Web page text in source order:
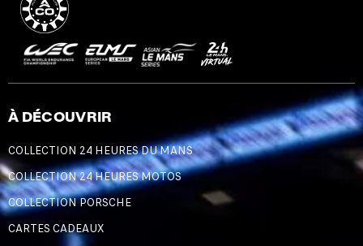
À DÉCOUVRIR
COLLECTION 24 HEURES DU MANS
COLLECTION 24 HEURES MOTOS
COLLECTION PORSCHE
CARTES CADEAUX